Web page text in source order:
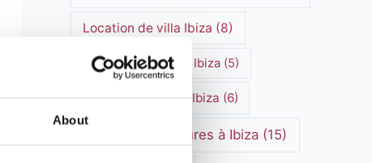
About
Location de villa Ibiza (8)
Location de villas à Ibiza (5)
Location de villa à Ibiza (6)
Location de voitures à Ibiza (15)